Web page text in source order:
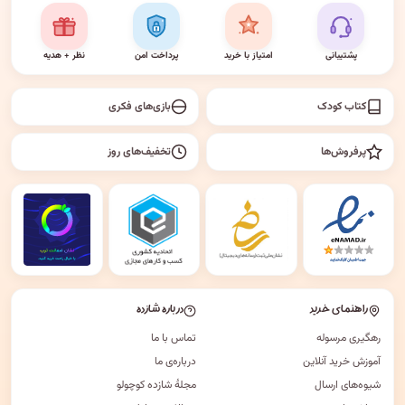
پشتیبانی امتیاز با خرید پرداخت امن نظر + هدیه
کتاب کودک بازی‌های فکری
پرفروش‌ها تخفیف‌های روز
راهنمای خرید
رهگیری مرسوله
آموزش خرید آنلاین
شیوه‌های ارسال
درباره شازده
تماس با ما
درباره‌ی ما
مجلهٔ شازده کوچولو